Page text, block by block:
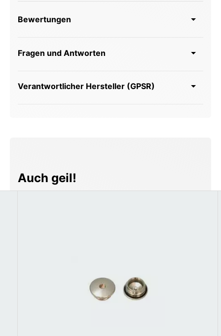
Bewertungen
Fragen und Antworten
Verantwortlicher Hersteller (GPSR)
Produktgalerie überspringen
Auch geil!